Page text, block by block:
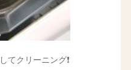
てクリーニング❗️